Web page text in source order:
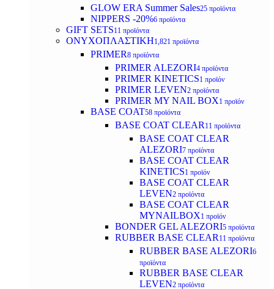
GLOW ERA Summer Sales25 προϊόντα
NIPPERS -20%6 προϊόντα
GIFT SETS11 προϊόντα
ΟΝΥΧΟΠΛΑΣΤΙΚΗ1,821 προϊόντα
PRIMER8 προϊόντα
PRIMER ALEZORI4 προϊόντα
PRIMER KINETICS1 προϊόν
PRIMER LEVEN2 προϊόντα
PRIMER MY NAIL BOX1 προϊόν
BASE COAT58 προϊόντα
BASE COAT CLEAR 11 προϊόντα
BASE COAT CLEAR
ALEZORI7 προϊόντα
BASE COAT CLEAR
KINETICS1 προϊόν
BASE COAT CLEAR
LEVEN2 προϊόντα
BASE COAT CLEAR
MYNAILBOX1 προϊόν
BONDER GEL ALEZORI5 προϊόντα
RUBBER BASE CLEAR 11 προϊόντα
RUBBER BASE ALEZORI6
προϊόντα
RUBBER BASE CLEAR
LEVEN2 προϊόντα